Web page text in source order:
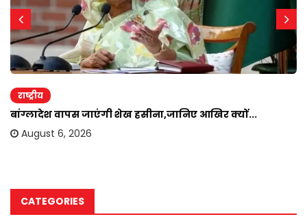
राष्ट्रीय
बांग्लादेश वापस जाएंगी शेख हसीना,जानिए आखिर क्यों...
August 6, 2026
CATEGORIES